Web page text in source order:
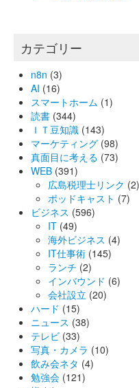
カテゴリー
n8n (3)
AI (16)
スマートホーム (1)
読書 (344)
ＩＴ豆知識 (143)
マーケティング (98)
真面目に考える (73)
WEB (391)
広島税理士リンク (2)
ポッドキャスト (7)
ビジネス (596)
IT (49)
海外ビジネス (4)
IT仕事術 (145)
ランチ (2)
インバウンド (6)
会社設立 (20)
ハード (15)
ニュース (38)
テレビ (33)
写真・カメラ (10)
飲み会ネタ (4)
勉強会 (121)